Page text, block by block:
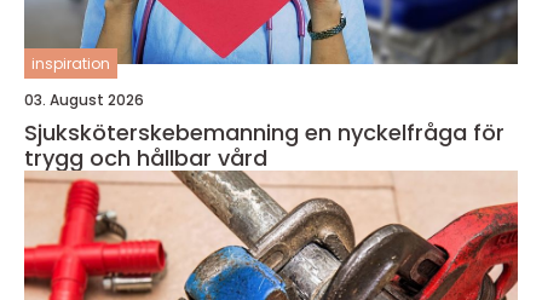
inspiration
03. August 2026
Sjuksköterskebemanning en nyckelfråga för
trygg och hållbar vård